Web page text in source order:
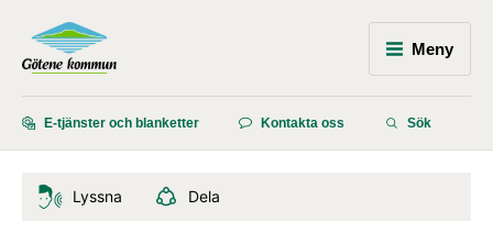
Meny
E-tjänster och blanketter Kontakta oss Sök
Lyssna Dela